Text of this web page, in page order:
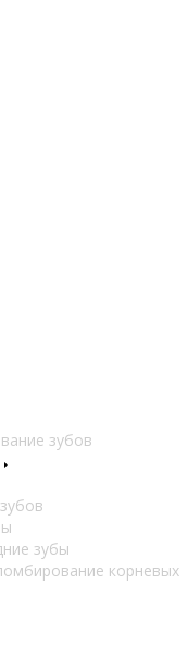
зубов
зубы
корневых